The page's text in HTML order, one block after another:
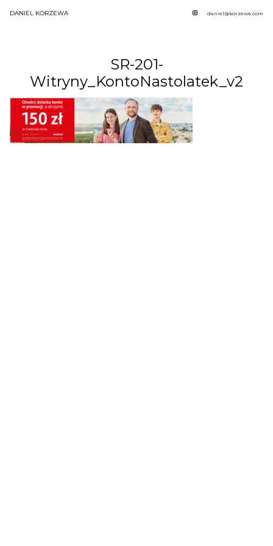
DANIEL KORZEWA daniel@korzewa.com
SR-201-
Witryny_KontoNastolatek_v2